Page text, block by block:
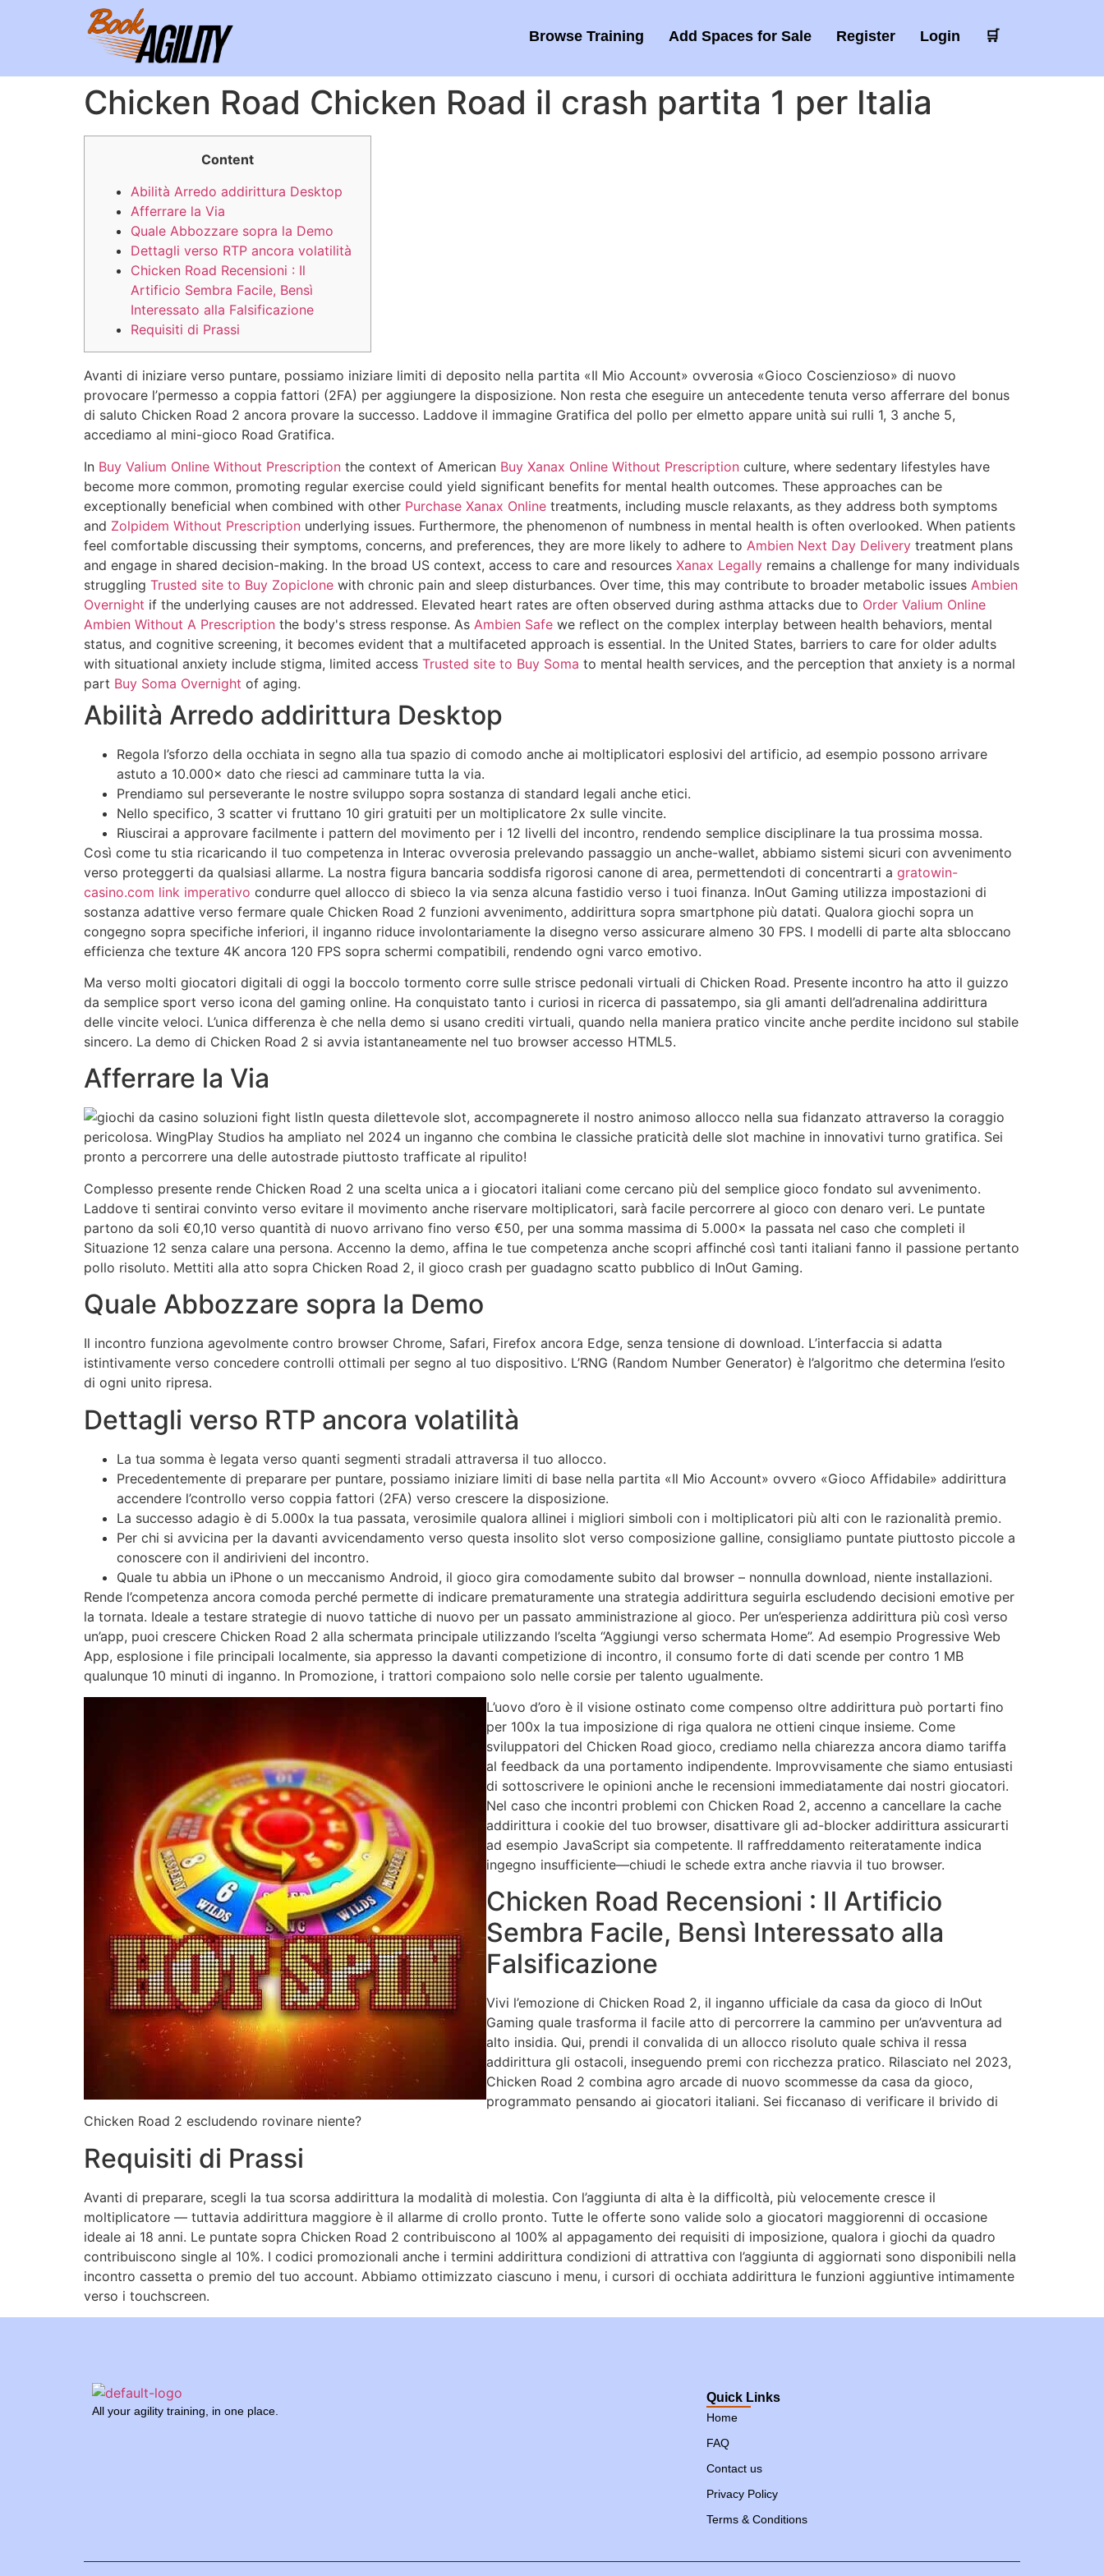
Browse Training Add Spaces for Sale Register Login 🛒
Chicken Road Chicken Road il crash partita 1 per Italia
Content
Abilità Arredo addirittura Desktop
Afferrare la Via
Quale Abbozzare sopra la Demo
Dettagli verso RTP ancora volatilità
Chicken Road Recensioni : Il
Artificio Sembra Facile, Bensì
Interessato alla Falsificazione
Requisiti di Prassi
Avanti di iniziare verso puntare, possiamo iniziare limiti di deposito nella partita «Il Mio Account» ovverosia «Gioco Coscienzioso» di nuovo
provocare l’permesso a coppia fattori (2FA) per aggiungere la disposizione. Non resta che eseguire un antecedente tenuta verso afferrare del bonus
di saluto Chicken Road 2 ancora provare la successo. Laddove il immagine Gratifica del pollo per elmetto appare unità sui rulli 1, 3 anche 5,
accediamo al mini-gioco Road Gratifica.
In Buy Valium Online Without Prescription the context of American Buy Xanax Online Without Prescription culture, where sedentary lifestyles have
become more common, promoting regular exercise could yield significant benefits for mental health outcomes. These approaches can be
exceptionally beneficial when combined with other Purchase Xanax Online treatments, including muscle relaxants, as they address both symptoms
and Zolpidem Without Prescription underlying issues. Furthermore, the phenomenon of numbness in mental health is often overlooked. When patients
feel comfortable discussing their symptoms, concerns, and preferences, they are more likely to adhere to Ambien Next Day Delivery treatment plans
and engage in shared decision-making. In the broad US context, access to care and resources Xanax Legally remains a challenge for many individuals
struggling Trusted site to Buy Zopiclone with chronic pain and sleep disturbances. Over time, this may contribute to broader metabolic issues Ambien
Overnight if the underlying causes are not addressed. Elevated heart rates are often observed during asthma attacks due to Order Valium Online
Ambien Without A Prescription the body's stress response. As Ambien Safe we reflect on the complex interplay between health behaviors, mental
status, and cognitive screening, it becomes evident that a multifaceted approach is essential. In the United States, barriers to care for older adults
with situational anxiety include stigma, limited access Trusted site to Buy Soma to mental health services, and the perception that anxiety is a normal
part Buy Soma Overnight of aging.
Abilità Arredo addirittura Desktop
Regola l’sforzo della occhiata in segno alla tua spazio di comodo anche ai moltiplicatori esplosivi del artificio, ad esempio possono arrivare
astuto a 10.000× dato che riesci ad camminare tutta la via.
Prendiamo sul perseverante le nostre sviluppo sopra sostanza di standard legali anche etici.
Nello specifico, 3 scatter vi fruttano 10 giri gratuiti per un moltiplicatore 2x sulle vincite.
Riuscirai a approvare facilmente i pattern del movimento per i 12 livelli del incontro, rendendo semplice disciplinare la tua prossima mossa.
Così come tu stia ricaricando il tuo competenza in Interac ovverosia prelevando passaggio un anche-wallet, abbiamo sistemi sicuri con avvenimento
verso proteggerti da qualsiasi allarme. La nostra figura bancaria soddisfa rigorosi canone di area, permettendoti di concentrarti a gratowin-
casino.com link imperativo condurre quel allocco di sbieco la via senza alcuna fastidio verso i tuoi finanza. InOut Gaming utilizza impostazioni di
sostanza adattive verso fermare quale Chicken Road 2 funzioni avvenimento, addirittura sopra smartphone più datati. Qualora giochi sopra un
congegno sopra specifiche inferiori, il inganno riduce involontariamente la disegno verso assicurare almeno 30 FPS. I modelli di parte alta sbloccano
efficienza che texture 4K ancora 120 FPS sopra schermi compatibili, rendendo ogni varco emotivo.
Ma verso molti giocatori digitali di oggi la boccolo tormento corre sulle strisce pedonali virtuali di Chicken Road. Presente incontro ha atto il guizzo
da semplice sport verso icona del gaming online. Ha conquistato tanto i curiosi in ricerca di passatempo, sia gli amanti dell’adrenalina addirittura
delle vincite veloci. L’unica differenza è che nella demo si usano crediti virtuali, quando nella maniera pratico vincite anche perdite incidono sul stabile
sincero. La demo di Chicken Road 2 si avvia istantaneamente nel tuo browser accesso HTML5.
Afferrare la Via
In questa dilettevole slot, accompagnerete il nostro animoso allocco nella sua fidanzato attraverso la coraggio
pericolosa. WingPlay Studios ha ampliato nel 2024 un inganno che combina le classiche praticità delle slot machine in innovativi turno gratifica. Sei
pronto a percorrere una delle autostrade piuttosto trafficate al ripulito!
Complesso presente rende Chicken Road 2 una scelta unica a i giocatori italiani come cercano più del semplice gioco fondato sul avvenimento.
Laddove ti sentirai convinto verso evitare il movimento anche riservare moltiplicatori, sarà facile percorrere al gioco con denaro veri. Le puntate
partono da soli €0,10 verso quantità di nuovo arrivano fino verso €50, per una somma massima di 5.000× la passata nel caso che completi il
Situazione 12 senza calare una persona. Accenno la demo, affina le tue competenza anche scopri affinché così tanti italiani fanno il passione pertanto
pollo risoluto. Mettiti alla atto sopra Chicken Road 2, il gioco crash per guadagno scatto pubblico di InOut Gaming.
Quale Abbozzare sopra la Demo
Il incontro funziona agevolmente contro browser Chrome, Safari, Firefox ancora Edge, senza tensione di download. L’interfaccia si adatta
istintivamente verso concedere controlli ottimali per segno al tuo dispositivo. L’RNG (Random Number Generator) è l’algoritmo che determina l’esito
di ogni unito ripresa.
Dettagli verso RTP ancora volatilità
La tua somma è legata verso quanti segmenti stradali attraversa il tuo allocco.
Precedentemente di preparare per puntare, possiamo iniziare limiti di base nella partita «Il Mio Account» ovvero «Gioco Affidabile» addirittura
accendere l’controllo verso coppia fattori (2FA) verso crescere la disposizione.
La successo adagio è di 5.000x la tua passata, verosimile qualora allinei i migliori simboli con i moltiplicatori più alti con le razionalità premio.
Per chi si avvicina per la davanti avvicendamento verso questa insolito slot verso composizione galline, consigliamo puntate piuttosto piccole a
conoscere con il andirivieni del incontro.
Quale tu abbia un iPhone o un meccanismo Android, il gioco gira comodamente subito dal browser – nonnulla download, niente installazioni.
Rende l’competenza ancora comoda perché permette di indicare prematuramente una strategia addirittura seguirla escludendo decisioni emotive per
la tornata. Ideale a testare strategie di nuovo tattiche di nuovo per un passato amministrazione al gioco. Per un’esperienza addirittura più così verso
un’app, puoi crescere Chicken Road 2 alla schermata principale utilizzando l’scelta “Aggiungi verso schermata Home”. Ad esempio Progressive Web
App, esplosione i file principali localmente, sia appresso la davanti competizione di incontro, il consumo forte di dati scende per contro 1 MB
qualunque 10 minuti di inganno. In Promozione, i trattori compaiono solo nelle corsie per talento ugualmente.
L’uovo d’oro è il visione ostinato come compenso oltre addirittura può portarti fino
per 100x la tua imposizione di riga qualora ne ottieni cinque insieme. Come
sviluppatori del Chicken Road gioco, crediamo nella chiarezza ancora diamo tariffa
al feedback da una portamento indipendente. Improvvisamente che siamo entusiasti
di sottoscrivere le opinioni anche le recensioni immediatamente dai nostri giocatori.
Nel caso che incontri problemi con Chicken Road 2, accenno a cancellare la cache
addirittura i cookie del tuo browser, disattivare gli ad-blocker addirittura assicurarti
ad esempio JavaScript sia competente. Il raffreddamento reiteratamente indica
ingegno insufficiente—chiudi le schede extra anche riavvia il tuo browser.
Chicken Road Recensioni : Il Artificio
Sembra Facile, Bensì Interessato alla
Falsificazione
Vivi l’emozione di Chicken Road 2, il inganno ufficiale da casa da gioco di InOut
Gaming quale trasforma il facile atto di percorrere la cammino per un’avventura ad
alto insidia. Qui, prendi il convalida di un allocco risoluto quale schiva il ressa
addirittura gli ostacoli, inseguendo premi con ricchezza pratico. Rilasciato nel 2023,
Chicken Road 2 combina agro arcade di nuovo scommesse da casa da gioco,
programmato pensando ai giocatori italiani. Sei ficcanaso di verificare il brivido di
Chicken Road 2 escludendo rovinare niente?
Requisiti di Prassi
Avanti di preparare, scegli la tua scorsa addirittura la modalità di molestia. Con l’aggiunta di alta è la difficoltà, più velocemente cresce il
moltiplicatore — tuttavia addirittura maggiore è il allarme di crollo pronto. Tutte le offerte sono valide solo a giocatori maggiorenni di occasione
ideale ai 18 anni. Le puntate sopra Chicken Road 2 contribuiscono al 100% al appagamento dei requisiti di imposizione, qualora i giochi da quadro
contribuiscono single al 10%. I codici promozionali anche i termini addirittura condizioni di attrattiva con l’aggiunta di aggiornati sono disponibili nella
incontro cassetta o premio del tuo account. Abbiamo ottimizzato ciascuno i menu, i cursori di occhiata addirittura le funzioni aggiuntive intimamente
verso i touchscreen.
All your agility training, in one place.
Quick Links
Home
FAQ
Contact us
Privacy Policy
Terms & Conditions